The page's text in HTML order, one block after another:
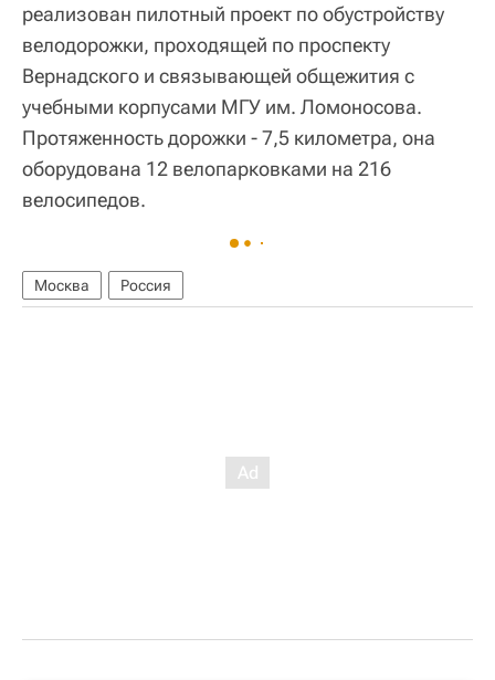
реализован пилотный проект по обустройству
велодорожки, проходящей по проспекту
Вернадского и связывающей общежития с
учебными корпусами МГУ им. Ломоносова.
Протяженность дорожки - 7,5 километра, она
оборудована 12 велопарковками на 216
велосипедов.
Москва Россия